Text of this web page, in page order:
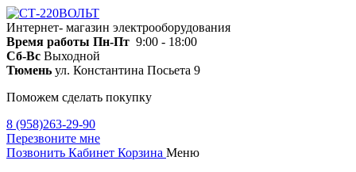
Интернет- магазин электрооборудования
Время работы Пн-Пт 9:00 - 18:00
Сб-Вс Выходной
Тюмень ул. Константина Посьета 9
Поможем сделать покупку
8 (958)263-29-90
Перезвоните мне
Позвонить Кабинет Корзина Меню